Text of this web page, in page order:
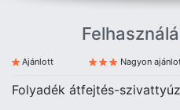
Ajánlott Nagyon
Folyadék átfejtés-